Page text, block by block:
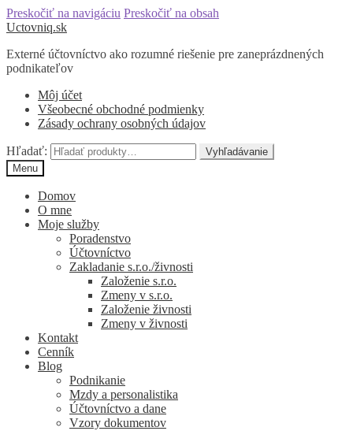
Preskočiť na navigáciu Preskočiť na obsah
Uctovniq.sk
Externé účtovníctvo ako rozumné riešenie pre zaneprázdnených
podnikateľov
Môj účet
Všeobecné obchodné podmienky
Zásady ochrany osobných údajov
Hľadať:
Vyhľadávanie
Menu
Domov
O mne
Moje služby
Poradenstvo
Účtovníctvo
Zakladanie s.r.o./živnosti
Založenie s.r.o.
Zmeny v s.r.o.
Založenie živnosti
Zmeny v živnosti
Kontakt
Cenník
Blog
Podnikanie
Mzdy a personalistika
Účtovníctvo a dane
Vzory dokumentov